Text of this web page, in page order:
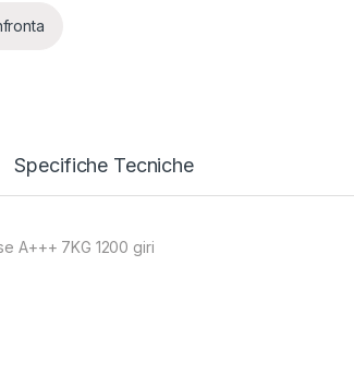
Specifiche Tecniche
A+++ 7KG 1200 giri